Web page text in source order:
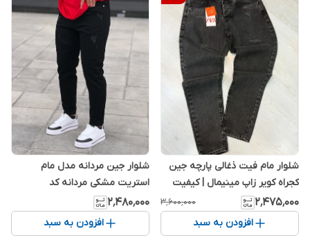
شلوار مام فیت ذغالی پارچه جین
کجراه کویر زاپ مینیمال | کیفیت
بالا کد M243
۲٬۴۷۵٬۰۰۰ ۳٬۶۰۰٬۰۰۰
افزودن به سبد
شلوار جین مردانه مدل مام
استریت مشکی مردانه کد
M6786219
۲٬۴۸۰٬۰۰۰
افزودن به سبد